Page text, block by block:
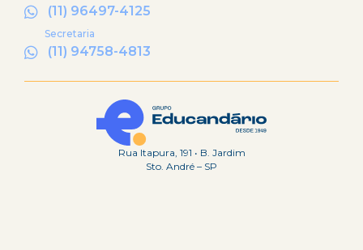
(11) 96497-4125
Secretaria
(11) 94758-4813
Rua Itapura, 191 • B. Jardim
Sto. André – SP